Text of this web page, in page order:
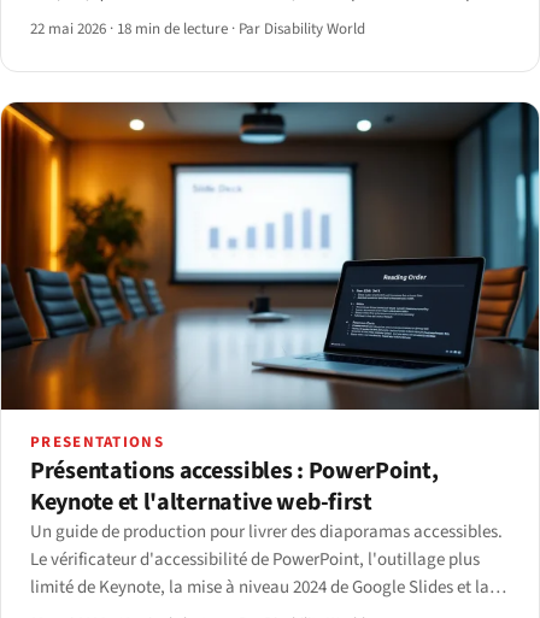
de JAWS, NVDA, VoiceOver et ChromeVox sur un PDF balisé.
22 mai 2026 · 18 min de lecture · Par Disability World
PRESENTATIONS
Présentations accessibles : PowerPoint,
Keynote et l'alternative web-first
Un guide de production pour livrer des diaporamas accessibles.
Le vérificateur d'accessibilité de PowerPoint, l'outillage plus
limité de Keynote, la mise à niveau 2024 de Google Slides et la